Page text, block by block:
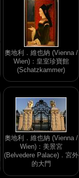
奧地利．維也納 (Vienna /
Wien)：皇室珍寶館
(Schatzkammer)
奧地利．維也納 (Vienna /
Wien)：美景宮
(Belvedere Palace)．宮外
的大門